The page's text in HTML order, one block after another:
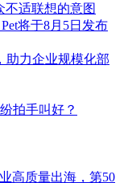
不适联想的意图
将于8月5日发布
助力企业规模化部
拍手叫好？